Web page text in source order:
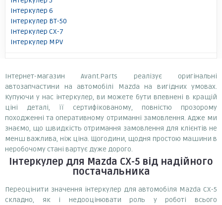
Інтеркулер 6
Інтеркулер BT-50
Інтеркулер CX-7
Інтеркулер MPV
Інтернет-магазин Avant.Parts реалізує оригінальні
автозапчастини на автомобілі Mazda на вигідних умовах.
Купуючи у нас інтеркулер, ви можете бути впевнені в кращій
ціні деталі, її сертифікованому, повністю прозорому
походженні та оперативному отриманні замовлення. Адже ми
знаємо, що швидкість отримання замовлення для клієнтів не
менш важлива, ніж ціна. Щогодини, щодня простою машини в
неробочому стані вартує дуже дорого.
Інтеркулер для Mazda CX-5 від надійного
постачальника
Переоцінити значення інтеркулер для автомобіля Mazda CX-5
складно, як і недооцінювати роль у роботі всього